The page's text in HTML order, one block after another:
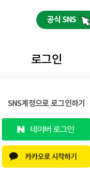
공식 SNS
로그인
SNS계정으로 로그인하기